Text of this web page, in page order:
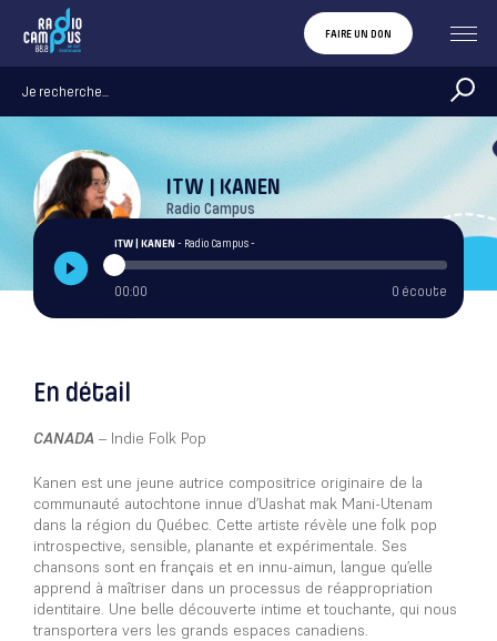
FAIRE UN DON
ITW | KANEN
Radio Campus
ITW | KANEN - Radio Campus -
00:00 0 écoute
En détail
CANADA – Indie Folk Pop
Kanen est une jeune autrice compositrice originaire de la
communauté autochtone innue d’Uashat mak Mani-Utenam
dans la région du Québec. Cette artiste révèle une folk pop
introspective, sensible, planante et expérimentale. Ses
chansons sont en français et en innu-aimun, langue qu’elle
apprend à maîtriser dans un processus de réappropriation
identitaire. Une belle découverte intime et touchante, qui nous
transportera vers les grands espaces canadiens.